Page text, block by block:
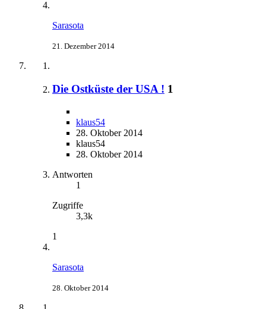
Sarasota
21. Dezember 2014
Die Ostküste der USA ! 1
klaus54
28. Oktober 2014
klaus54
28. Oktober 2014
Antworten
1
Zugriffe
3,3k
1
Sarasota
28. Oktober 2014